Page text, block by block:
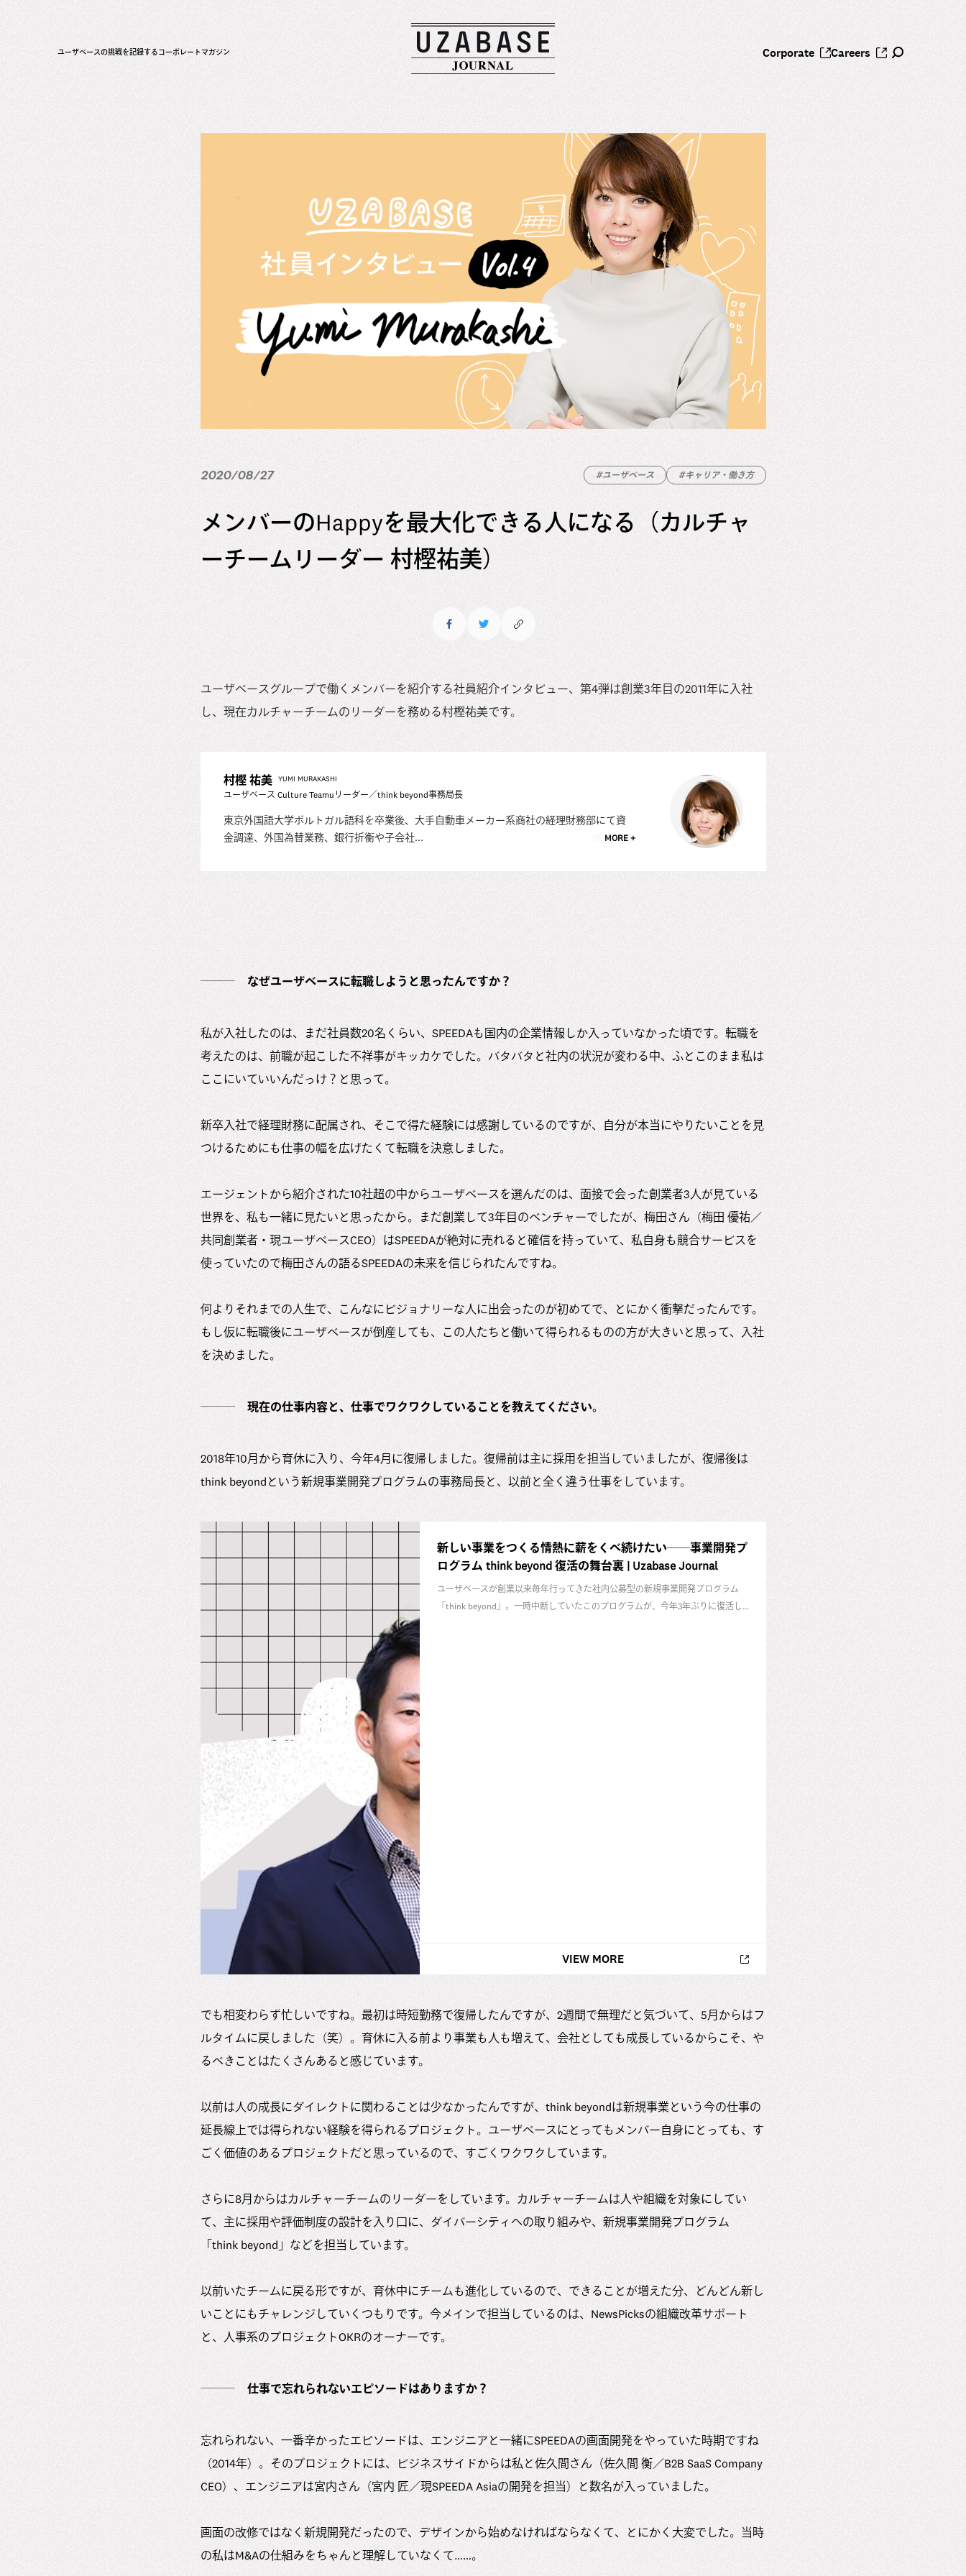
ユーザベースの挑戦を記録するコーポレートマガジン Corporate Careers
2020/08/27 #ユーザベース #キャリア・働き方
メンバーのHappyを最大化できる人になる（カルチャ
ーチームリーダー 村樫祐美）
ユーザベースグループで働くメンバーを紹介する社員紹介インタビュー、第4弾は創業3年目の2011年に入社
し、現在カルチャーチームのリーダーを務める村樫祐美です。
村樫 祐美 YUMI MURAKASHI
ユーザベース Culture Teamuリーダー／think beyond事務局長
東京外国語大学ポルトガル語科を卒業後、大手自動車メーカー系商社の経理財務部にて資
金調達、外国為替業務、銀行折衡や子会社...
MORE +
なぜユーザベースに転職しようと思ったんですか？
私が入社したのは、まだ社員数20名くらい、SPEEDAも国内の企業情報しか入っていなかった頃です。転職を
考えたのは、前職が起こした不祥事がキッカケでした。バタバタと社内の状況が変わる中、ふとこのまま私は
ここにいていいんだっけ？と思って。
新卒入社で経理財務に配属され、そこで得た経験には感謝しているのですが、自分が本当にやりたいことを見
つけるためにも仕事の幅を広げたくて転職を決意しました。
エージェントから紹介された10社超の中からユーザベースを選んだのは、面接で会った創業者3人が見ている
世界を、私も一緒に見たいと思ったから。まだ創業して3年目のベンチャーでしたが、梅田さん（梅田 優祐／
共同創業者・現ユーザベースCEO）はSPEEDAが絶対に売れると確信を持っていて、私自身も競合サービスを
使っていたので梅田さんの語るSPEEDAの未来を信じられたんですね。
何よりそれまでの人生で、こんなにビジョナリーな人に出会ったのが初めてで、とにかく衝撃だったんです。
もし仮に転職後にユーザベースが倒産しても、この人たちと働いて得られるものの方が大きいと思って、入社
を決めました。
現在の仕事内容と、仕事でワクワクしていることを教えてください。
2018年10月から育休に入り、今年4月に復帰しました。復帰前は主に採用を担当していましたが、復帰後は
think beyondという新規事業開発プログラムの事務局長と、以前と全く違う仕事をしています。
新しい事業をつくる情熱に薪をくべ続けたい──事業開発プ
ログラム think beyond 復活の舞台裏 | Uzabase Journal
ユーザベースが創業以来毎年行ってきた社内公募型の新規事業開発プログラム
「think beyond」。一時中断していたこのプログラムが、今年3年ぶりに復活し
VIEW MORE
でも相変わらず忙しいですね。最初は時短勤務で復帰したんですが、2週間で無理だと気づいて、5月からはフ
ルタイムに戻しました（笑）。育休に入る前より事業も人も増えて、会社としても成長しているからこそ、や
るべきことはたくさんあると感じています。
以前は人の成長にダイレクトに関わることは少なかったんですが、think beyondは新規事業という今の仕事の
延長線上では得られない経験を得られるプロジェクト。ユーザベースにとってもメンバー自身にとっても、す
ごく価値のあるプロジェクトだと思っているので、すごくワクワクしています。
さらに8月からはカルチャーチームのリーダーをしています。カルチャーチームは人や組織を対象にしてい
て、主に採用や評価制度の設計を入り口に、ダイバーシティへの取り組みや、新規事業開発プログラム
「think beyond」などを担当しています。
以前いたチームに戻る形ですが、育休中にチームも進化しているので、できることが増えた分、どんどん新し
いことにもチャレンジしていくつもりです。今メインで担当しているのは、NewsPicksの組織改革サポート
と、人事系のプロジェクトOKRのオーナーです。
仕事で忘れられないエピソードはありますか？
忘れられない、一番辛かったエピソードは、エンジニアと一緒にSPEEDAの画面開発をやっていた時期ですね
（2014年）。そのプロジェクトには、ビジネスサイドからは私と佐久間さん（佐久間 衡／B2B SaaS Company
CEO）、エンジニアは宮内さん（宮内 匠／現SPEEDA Asiaの開発を担当）と数名が入っていました。
画面の改修ではなく新規開発だったので、デザインから始めなければならなくて、とにかく大変でした。当時
の私はM&Aの仕組みをちゃんと理解していなくて……。